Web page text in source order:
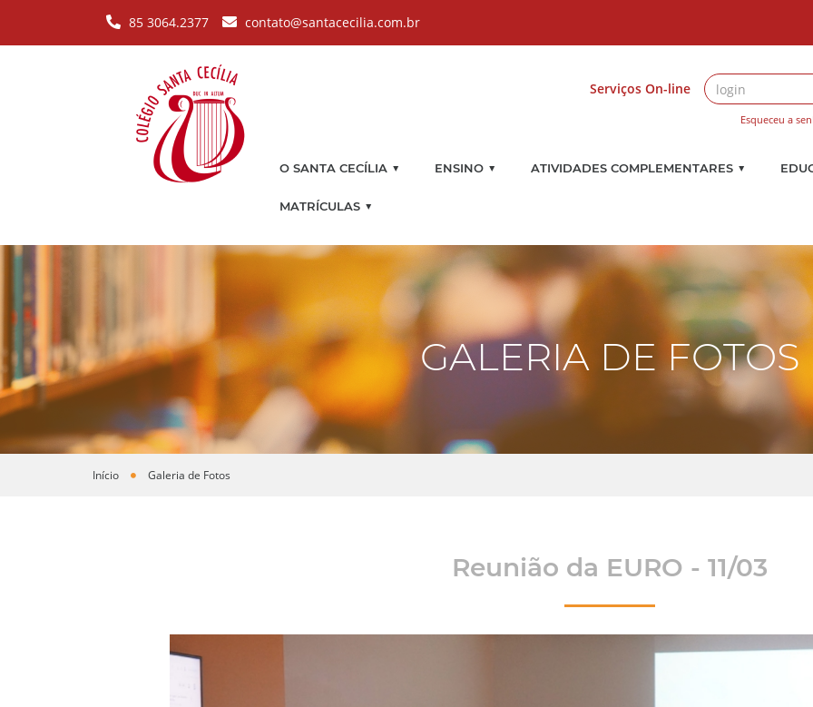
85 3064.2377 contato@santacecilia.com.br
Serviços On-line
Esqueceu a
O SANTA CECÍLIA ▼ ENSINO ▼ ATIVIDADES COMPLEMENTARES ▼
MATRÍCULAS ▼
GALERIA DE FOTOS
Você está aqui
Início Galeria de Fotos
Reunião da EURO - 11/03